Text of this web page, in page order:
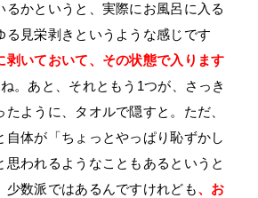
るかというと、実際にお風呂に入る
る見栄剥きというような感じです
剥いておいて、その状態で入ります
。あと、それともう1つが、さっき
ように、タオルで隠すと。ただ、
自体が「ちょっとやっぱり恥ずかし
思われるようなこともあるというと
少数派ではあるんですけれども、お